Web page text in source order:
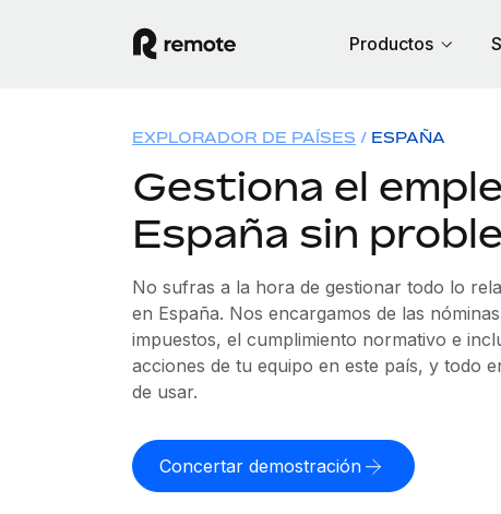
Productos
EXPLORADOR DE PAÍSES ESPAÑA
Gestiona el
España sin
No sufras a la hora de gestionar todo lo
en España. Nos encargamos de las
impuestos, el cumplimiento normativo e
acciones de tu equipo en este país, y todo
de usar.
Concertar demostración